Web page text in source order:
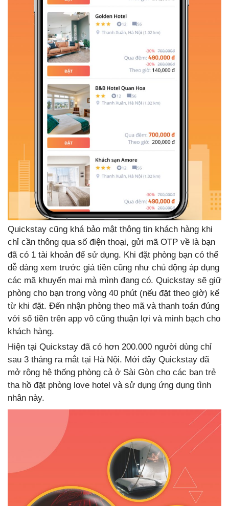
Quickstay cũng khá bảo mật thông tin khách hàng khi
chỉ cần thông qua số điện thoại, gửi mã OTP về là bạn
đã có 1 tài khoản để sử dụng. Khi đặt phòng bạn có thể
dễ dàng xem trước giá tiền cũng như chủ động áp dụng
các mã khuyến mại mà mình đang có. Quickstay sẽ giữ
phòng cho bạn trong vòng 40 phút (nếu đặt theo giờ) kể
từ khi đặt. Đến nhận phòng theo mã và thanh toán đúng
với số tiền trên app vô cũng thuận lợi và minh bạch cho
khách hàng.
Hiện tại Quickstay đã có hơn 200.000 người dùng chỉ
sau 3 tháng ra mắt tại Hà Nội. Mới đây Quickstay đã
mở rộng hệ thống phòng cả ở Sài Gòn cho các bạn trẻ
tha hồ đặt phòng love hotel và sử dụng ứng dụng tình
nhân này.